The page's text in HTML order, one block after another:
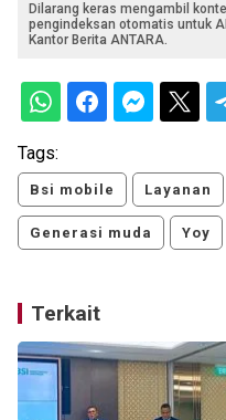
Dilarang keras mengambil
pengindeksan otomatis untuk
Kantor Berita ANTARA.
Tags:
Bsi mobile Layanan
Generasi muda Yoy
Terkait